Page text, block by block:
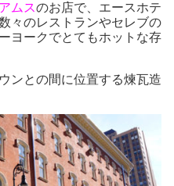
ムスのお店で、エースホテ
々のレストランやセレブの
ヨークでとてもホットな存
ンとの間に位置する煉瓦造